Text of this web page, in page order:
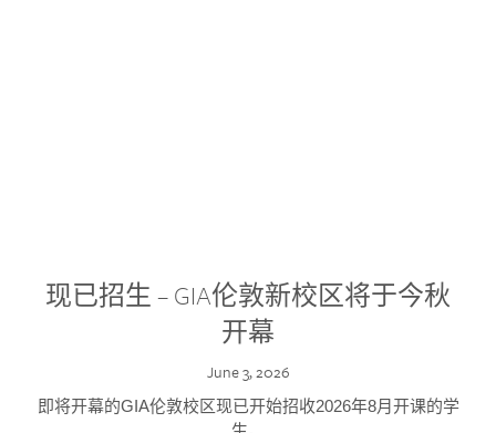
现已招生 – GIA伦敦新校区将于今秋
开幕
June 3, 2026
即将开幕的GIA伦敦校区现已开始招收2026年8月开课的学